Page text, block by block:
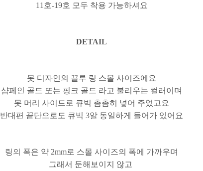
11호-19호 모두 착용 가능하셔요
DETAIL
못 디자인의 끌루 링 스몰 사이즈에요
샴페인 골드 또는 핑크 골드 라고 불리우는 컬러이며
못 머리 사이드로 큐빅 촘촘히 넣어 주었고요
반대편 끝단으로도 큐빅 3알 동일하게 들어가 있어요
링의 폭은 약 2mm로 스몰 사이즈의 폭에 가까우며
그래서 둔해보이지 않고